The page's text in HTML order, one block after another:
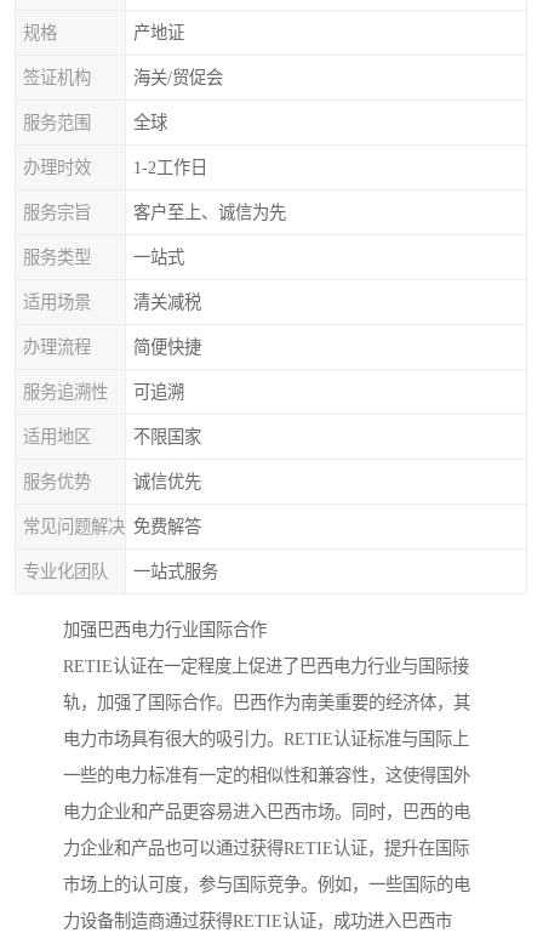
规格 产地证
签证机构 海关/贸促会
服务范围 全球
办理时效 1-2工作日
服务宗旨 客户至上、诚信为先
服务类型 一站式
适用场景 清关减税
办理流程 简便快捷
服务追溯性 可追溯
适用地区 不限国家
服务优势 诚信优先
常见问题解决 免费解答
专业化团队 一站式服务
加强巴西电力行业国际合作
RETIE认证在一定程度上促进了巴西电力行业与国际接
轨，加强了国际合作。巴西作为南美重要的经济体，其
电力市场具有很大的吸引力。RETIE认证标准与国际上
一些的电力标准有一定的相似性和兼容性，这使得国外
电力企业和产品更容易进入巴西市场。同时，巴西的电
力企业和产品也可以通过获得RETIE认证，提升在国际
市场上的认可度，参与国际竞争。例如，一些国际的电
力设备制造商通过获得RETIE认证，成功进入巴西市